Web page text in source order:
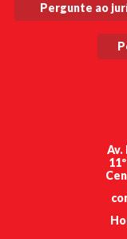
Pergunte ao
Av.